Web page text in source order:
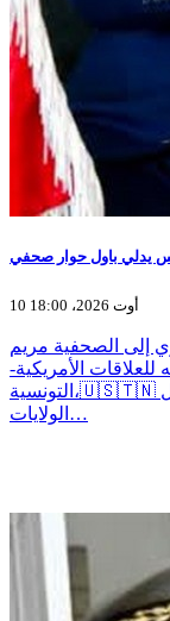
يدلي باول حوار صحفي
10 أوت 2026، 18:00
إلى الصحفية مريم
الأمريكية-
التونسية،🇺🇸🇹🇳 ومواصلة تعزيز شراكتنا التاريخية بما يجعل
الولايات…